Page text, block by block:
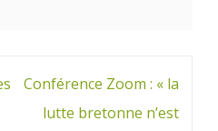
Conférence Zoom : « la
lutte bretonne n’est